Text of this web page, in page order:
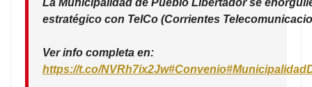
estratégico con TelCo (Corrientes
Ver info completa en:
https://t.co/NVRh7ix2Jw#Convenio